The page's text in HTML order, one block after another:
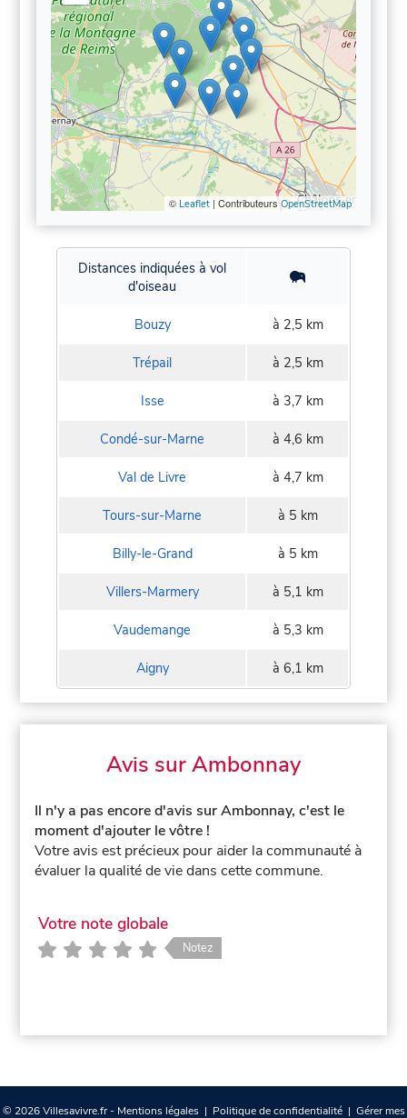
© Leaflet| ContributeursOpenStreetMap
Distances indiquées à vol
d'oiseau
Bouzy à 2,5 km
Trépail à 2,5 km
Isse à 3,7 km
Condé-sur-Marne à 4,6 km
Val de Livre à 4,7 km
Tours-sur-Marne à 5 km
Billy-le-Grand à 5 km
Villers-Marmery à 5,1 km
Vaudemange à 5,3 km
Aigny à 6,1 km
Avis sur Ambonnay
Il n'y a pas encore d'avis sur Ambonnay, c'est le
moment d'ajouter le vôtre !
Votre avis est précieux pour aider la communauté à
évaluer la qualité de vie dans cette commune.
Votre note globale
Notez
© 2026 Villesavivre.fr - Mentions légales| Politique de confidentialité| Gérer mes